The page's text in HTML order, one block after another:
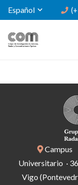
Español
Campus
Universitario ·
Vigo